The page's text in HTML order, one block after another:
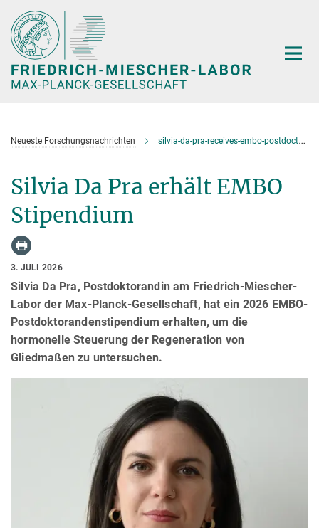
Hauptinhalt
Neueste Forschungsnachrichten silvia-da-pra-receives-embo-postdoctoral-fellowship
Silvia Da Pra erhält EMBO
Stipendium
3. JULI 2026
Silvia Da Pra, Postdoktorandin am Friedrich-Miescher-
Labor der Max-Planck-Gesellschaft, hat ein 2026 EMBO-
Postdoktorandenstipendium erhalten, um die
hormonelle Steuerung der Regeneration von
Gliedmaßen zu untersuchen.